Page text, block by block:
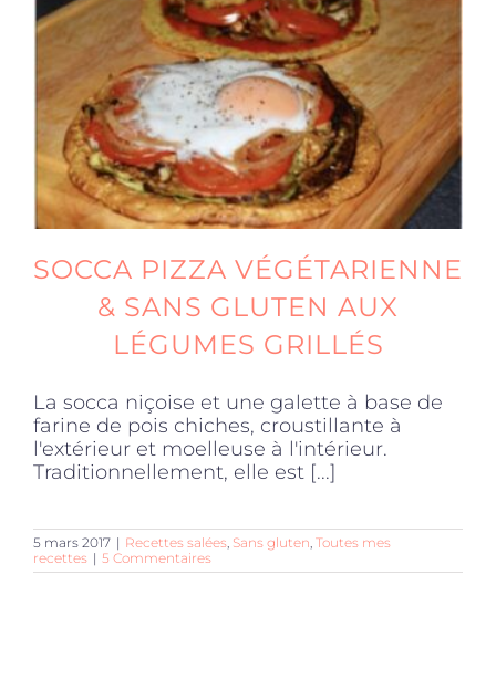
SOCCA PIZZA VÉGÉTARIENNE
& SANS GLUTEN AUX
LÉGUMES GRILLÉS
La socca niçoise et une galette à base de
farine de pois chiches, croustillante à
l'extérieur et moelleuse à l'intérieur.
Traditionnellement, elle est [...]
5 mars 2017 | Recettes salées Sans gluten Toutes mes
recettes | 5 Commentaires